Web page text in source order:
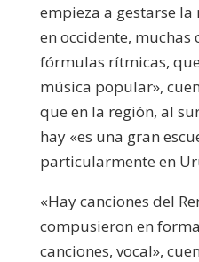
empieza a gestarse
en occidente, muchas
fórmulas rítmicas,
música popular»,
que en la región, al
hay «es una gran
particularmente en
«Hay canciones del
compusieron en
canciones, vocal»,